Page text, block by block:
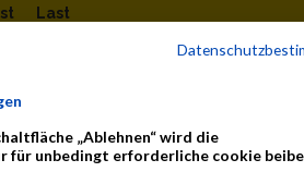
Last
Johanns„Ablehnen“ wird die
für unbedingt erforderliche cookie